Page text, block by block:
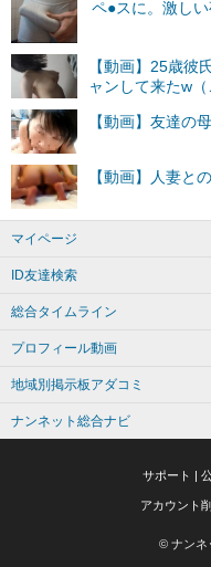
マイページ
ID友達検索
総合タイムライン
プロフィール動画
地域別掲示板アダコミ
ナンネット総合ナビ
サポート |
アカウント
© ナンネ